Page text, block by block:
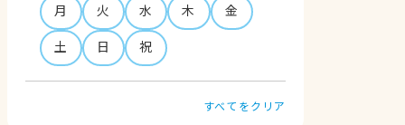
月 火 水 木
金
土
日 祝
すべてをクリア